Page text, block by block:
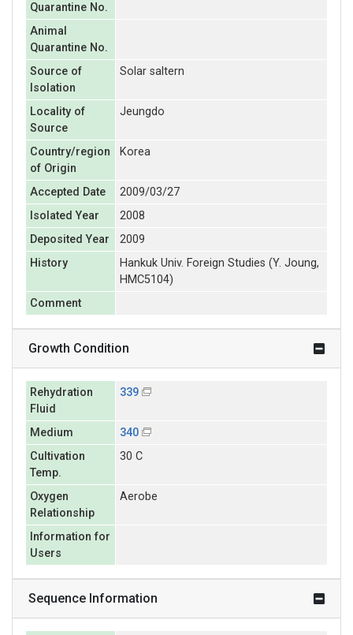
Quarantine No.
Animal
Quarantine No.
Source of
Isolation
Solar saltern
Locality of
Source
Jeungdo
Country/region
of Origin
Korea
Accepted Date
2009/03/27
Isolated Year
2008
Deposited Year
2009
History
Hankuk Univ. Foreign Studies (Y. Joung,
HMC5104)
Comment
Growth Condition
Rehydration
Fluid
339
Medium
340
Cultivation
Temp.
30 C
Oxygen
Relationship
Aerobe
Information for
Users
Sequence Information